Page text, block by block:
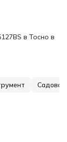
в Тосно в
Садовая